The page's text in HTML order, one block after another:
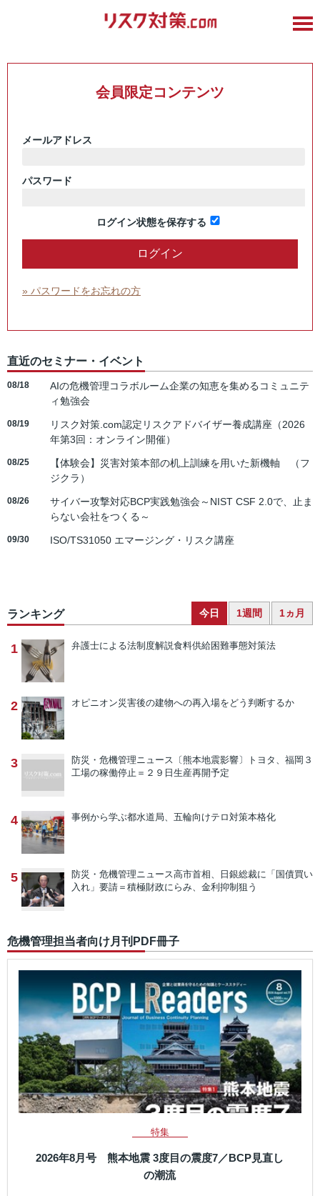
会員限定コンテンツ
メールアドレス
パスワード
ログイン状態を保存する
» パスワードをお忘れの方
直近のセミナー・イベント
08/18
AIの危機管理コラボルーム企業の知恵を集めるコミュニテ
ィ勉強会
08/19
リスク対策.com認定リスクアドバイザー養成講座（2026
年第3回：オンライン開催）
08/25
【体験会】災害対策本部の机上訓練を用いた新機軸 （フ
ジクラ）
08/26
サイバー攻撃対応BCP実践勉強会～NIST CSF 2.0で、止ま
らない会社をつくる～
09/30 ISO/TS31050 エマージング・リスク講座
ランキング 今日 1週間 1ヵ月
1 弁護士による法制度解説食料供給困難事態対策法
2 オピニオン災害後の建物への再入場をどう判断するか
3 防災・危機管理ニュース 〔熊本地震影響〕トヨタ、福岡３
工場の稼働停止＝２９日生産再開予定
4 事例から学ぶ都水道局、五輪向けテロ対策本格化
5 防災・危機管理ニュース高市首相、日銀総裁に「国債買い
入れ」要請＝積極財政にらみ、金利抑制狙う
危機管理担当者向け月刊PDF冊子
特集
2026年8月号 熊本地震 3度目の震度7／BCP見直し
の潮流